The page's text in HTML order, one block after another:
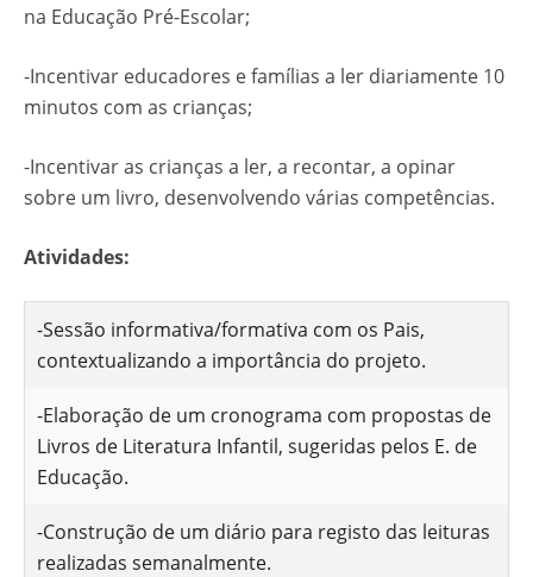
na Educação Pré-Escolar;
-Incentivar educadores e famílias a ler diariamente 10
minutos com as crianças;
-Incentivar as crianças a ler, a recontar, a opinar
sobre um livro, desenvolvendo várias competências.
Atividades:
-Sessão informativa/formativa com os Pais,
contextualizando a importância do projeto.
-Elaboração de um cronograma com propostas de
Livros de Literatura Infantil, sugeridas pelos E. de
Educação.
-Construção de um diário para registo das leituras
realizadas semanalmente.